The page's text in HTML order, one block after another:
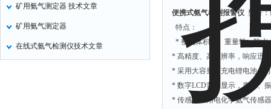
二氧化硅测定仪
矿用氨气测定器 技术文章
矿用氨气测定器
在线式氨气检测仪技术文章
便携式氨气检测报警仪 型号
特点：
* 整机体积小、重量轻，防
* 高精度、高分辨率，响应迅
* 采用大容量可充电锂电池，
* 数字LCD背光显示，声光、
* 传感器采用电化学氨气传感